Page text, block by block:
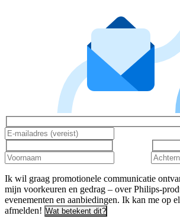
Ik wil graag promotionele communicatie
mijn voorkeuren en gedrag – over Philips-
evenementen en aanbiedingen. Ik kan me op
afmelden! Wat betekent dit?